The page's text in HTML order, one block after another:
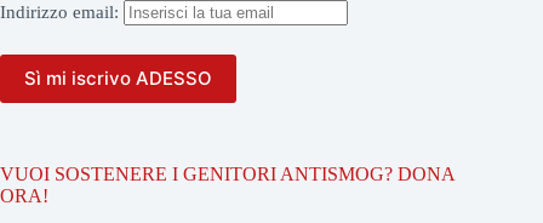
Indirizzo email:
VUOI SOSTENERE I GENITORI ANTISMOG? DONA
ORA!